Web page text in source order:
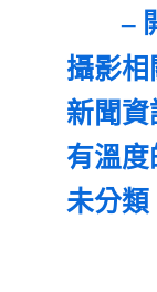
攝影相
新聞資
有溫度
未分類